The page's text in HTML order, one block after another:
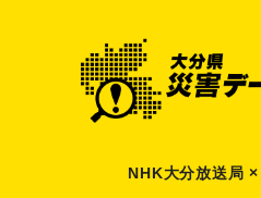
NHK大分放送局